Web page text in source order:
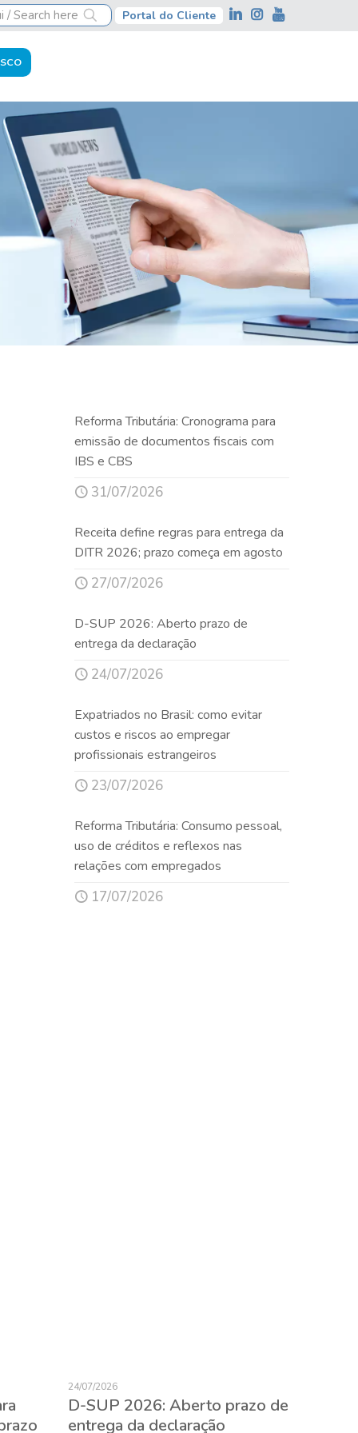
Portal do Cliente
Reforma Tributária: Cronograma para
emissão de documentos fiscais com
IBS e CBS
31/07/2026
Receita define regras para entrega da
DITR 2026; prazo começa em agosto
27/07/2026
D-SUP 2026: Aberto prazo de
entrega da declaração
24/07/2026
Expatriados no Brasil: como evitar
custos e riscos ao empregar
profissionais estrangeiros
23/07/2026
Reforma Tributária: Consumo pessoal,
uso de créditos e reflexos nas
relações com empregados
17/07/2026
24/07/2026
D-SUP 2026: Aberto prazo de
entrega da declaração